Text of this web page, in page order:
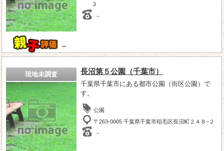
－
３
－
現地未調査 長沼第５公園（千葉市）
千葉県千葉市にある都市公園（街区公園）で
す。
公園
〒263-0005 千葉県千葉市稲毛区長沼町２４８−２
－